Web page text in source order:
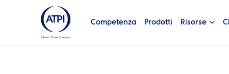
Competenza Prodotti Risorse